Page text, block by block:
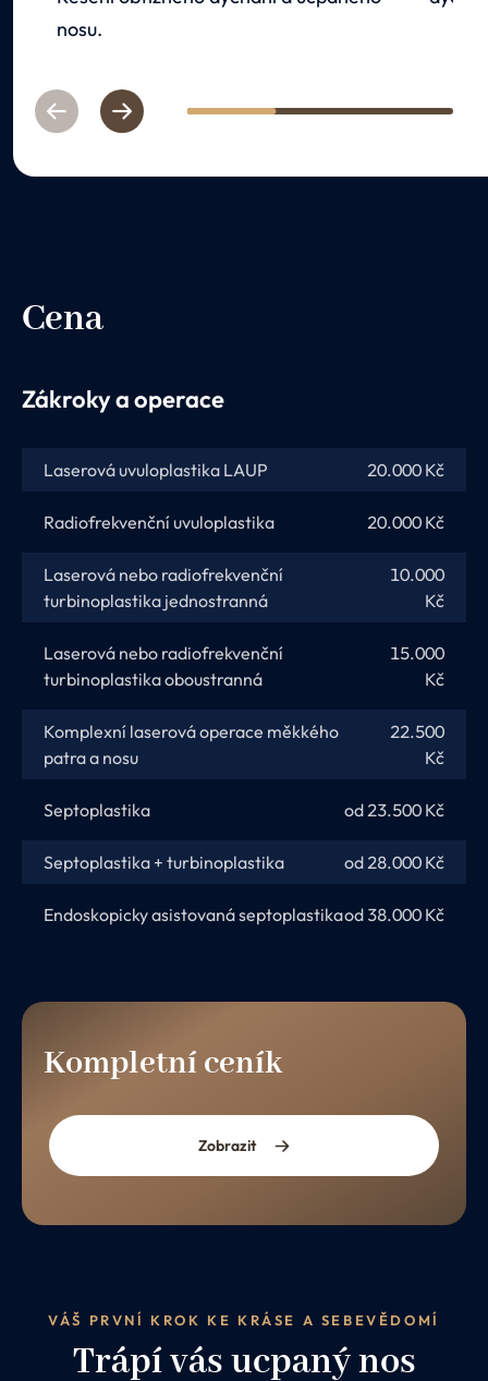
nosu.
PreviousNext 1 2 3
Cena
Zákroky a operace
Laserová uvuloplastika LAUP 20.000 Kč
Radiofrekvenční uvuloplastika 20.000 Kč
Laserová nebo radiofrekvenční
turbinoplastika jednostranná
10.000
Kč
Laserová nebo radiofrekvenční
turbinoplastika oboustranná
15.000
Kč
Komplexní laserová operace měkkého
patra a nosu
22.500
Kč
Septoplastika od 23.500 Kč
Septoplastika + turbinoplastika od 28.000 Kč
Endoskopicky asistovaná septoplastikaod 38.000 Kč
Kompletní ceník
Zobrazit
VÁŠ PRVNÍ KROK KE KRÁSE A SEBEVĚDOMÍ
Trápí vás ucpaný nos